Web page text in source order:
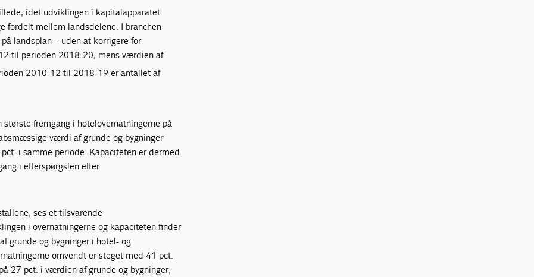
idet udviklingen i kapitalapparatet
fordelt mellem landsdelene. I branchen
landsplan – uden at korrigere for
til perioden 2018-20, mens værdien af
2010-12 til 2018-19 er antallet af
fremgang i hotelovernatningerne på
værdi af grunde og bygninger
i samme periode. Kapaciteten er dermed
i efterspørgslen efter
ses et tilsvarende
i overnatningerne og kapaciteten finder
grunde og bygninger i hotel- og
omvendt er steget med 41 pct.
27 pct. i værdien af grunde og bygninger,